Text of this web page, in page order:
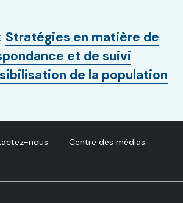
Stratégies en matière de
et de suivi
de la population
nous
Centre des médias